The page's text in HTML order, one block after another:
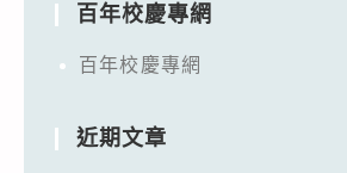
百年校慶專網
百年校慶專網
近期文章